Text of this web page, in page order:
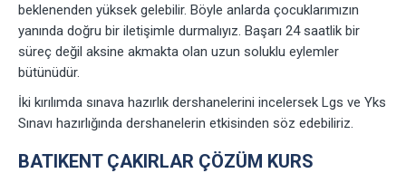
beklenenden yüksek gelebilir. Böyle anlarda çocuklarımızın
yanında doğru bir iletişimle durmalıyız. Başarı 24 saatlik bir
süreç değil aksine akmakta olan uzun soluklu eylemler
bütünüdür.
İki kırılımda sınava hazırlık dershanelerini incelersek Lgs ve Yks
Sınavı hazırlığında dershanelerin etkisinden söz edebiliriz.
BATIKENT ÇAKIRLAR ÇÖZÜM KURS